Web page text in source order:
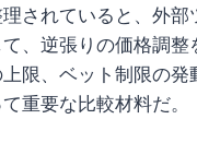
されていると、外部
、逆張りの価格調整
上限、ベット制限の
重要な比較材料だ。